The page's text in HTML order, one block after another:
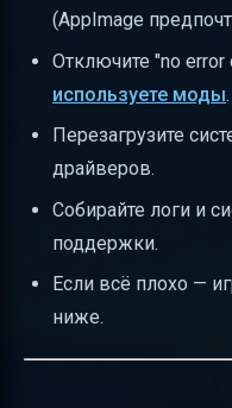
(AppImage
Отключите "no error
используете моды.
Перезагрузите
драйверов.
Собирайте логи и
поддержки.
Если всё плохо —
ниже.